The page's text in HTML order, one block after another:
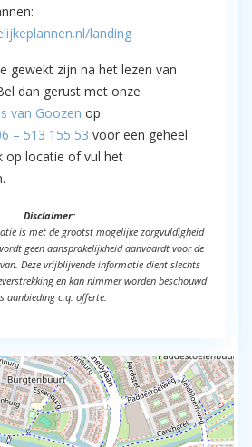
landing
gewekt zijn na het lezen van
dan gerust met onze
van Goozen op
– 513 155 53 voor een geheel
op locatie of vul het
Disclaimer:
is met de grootst mogelijke zorgvuldigheid
geen aansprakelijkheid aanvaardt voor de
Deze vrijblijvende informatie dient slechts
en kan nimmer worden beschouwd
aanbieding c.q. offerte.